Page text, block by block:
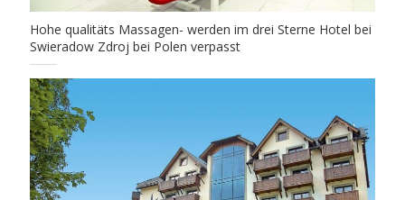
Hohe qualitäts Massagen- werden im drei Sterne Hotel bei
Swieradow Zdroj bei Polen verpasst